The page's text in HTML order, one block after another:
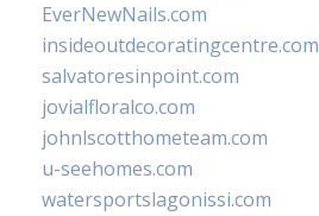
EverNewNails.com
insideoutdecoratingcentre.com
salvatoresinpoint.com
jovialfloralco.com
johnlscotthometeam.com
u-seehomes.com
watersportslagonissi.com